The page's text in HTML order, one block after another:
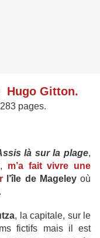
Hugo Gitton.
pages.
là sur la plage,
, m’a fait vivre une
l’île de Mageleyoù
, la capitale, sur le
fictifs mais il est